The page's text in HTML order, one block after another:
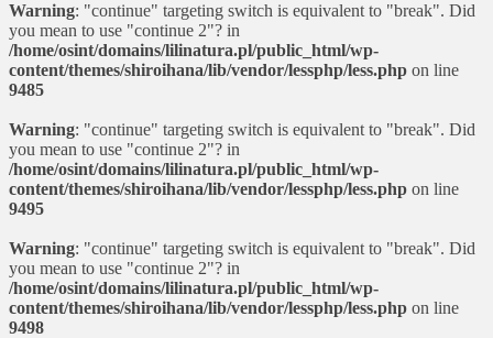
Warning: "continue" targeting switch is equivalent to "break". Did
you mean to use "continue 2"? in
/home/osint/domains/lilinatura.pl/public_html/wp-
content/themes/shiroihana/lib/vendor/lessphp/less.php on line
9485
Warning: "continue" targeting switch is equivalent to "break". Did
you mean to use "continue 2"? in
/home/osint/domains/lilinatura.pl/public_html/wp-
content/themes/shiroihana/lib/vendor/lessphp/less.php on line
9495
Warning: "continue" targeting switch is equivalent to "break". Did
you mean to use "continue 2"? in
/home/osint/domains/lilinatura.pl/public_html/wp-
content/themes/shiroihana/lib/vendor/lessphp/less.php on line
9498